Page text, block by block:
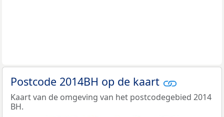
Postcode 2014BH op de kaart
Kaart van de omgeving van het postcodegebied 2014
BH.